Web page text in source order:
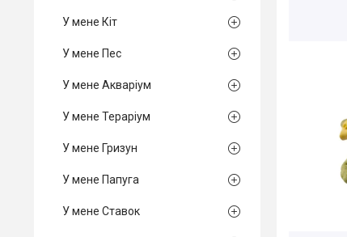
У мене Кіт
У мене Пес
У мене Акваріум
У мене Тераріум
У мене Гризун
У мене Папуга
У мене Ставок